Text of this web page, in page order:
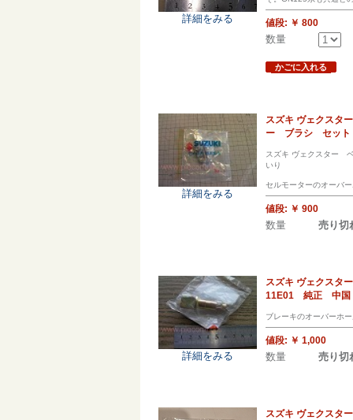
詳細をみる 値段: ￥ 800
数量
かごに入れる
詳細をみる
スズキ ヴェクス
ー ブラシ セッ
スズキ ヴェクスタ
いり
セルモーターのオーバ
値段: ￥ 900
数量 売り切
詳細をみる
スズキ ヴェクス
11E01 純正 中国
ブレーキのオーバーホ
値段: ￥ 1,000
数量 売り切
スズキ ヴェクス